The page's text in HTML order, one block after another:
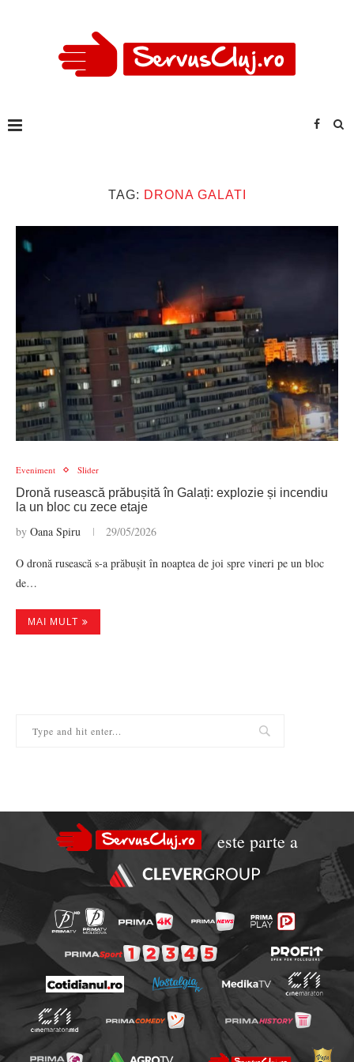
TAG: DRONA GALATI
Eveniment Slider
Dronă rusească prăbușită în Galați: explozie și incendiu
la un bloc cu zece etaje
by Oana Spiru 29/05/2026
O dronă rusească s-a prăbușit în noaptea de joi spre vineri pe un bloc
de…
MAI MULT
este parte a